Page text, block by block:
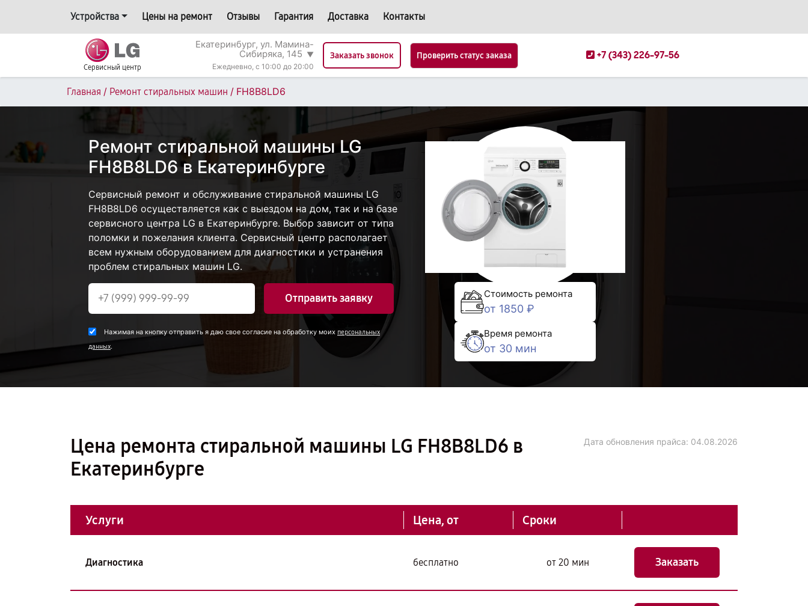
Устройства Цены на ремонт Отзывы Гарантия Доставка Контакты
Сервисный центр
Екатеринбург, ул. Мамина-
Сибиряка, 145 ▼
Ежедневно, с 10:00 до 20:00
Заказать звонок Проверить статус заказа +7 (343) 226-97-56
Главная / Ремонт стиральных машин / FH8B8LD6
Ремонт стиральной машины LG
FH8B8LD6 в Екатеринбурге
Сервисный ремонт и обслуживание стиральной машины LG
FH8B8LD6 осуществляется как с выездом на дом, так и на базе
сервисного центра LG в Екатеринбурге. Выбор зависит от типа
поломки и пожелания клиента. Сервисный центр располагает
всем нужным оборудованием для диагностики и устранения
проблем стиральных машин LG.
Отправить заявку
Нажимая на кнопку отправить я даю свое согласие на обработку моих персональных
данных.
Стоимость ремонта
от 1850 ₽
Время ремонта
от 30 мин
Цена ремонта стиральной машины LG FH8B8LD6 в
Екатеринбурге
Дата обновления прайса: 04.08.2026
Услуги Цена, от Сроки
Диагностика бесплатно от 20 мин Заказать